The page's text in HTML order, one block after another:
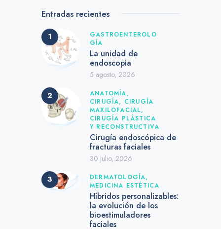
Entradas recientes
GASTROENTEROLO
GÍA
La unidad de
endoscopia
5 agosto, 2026
ANATOMÍA,
CIRUGÍA, CIRUGÍA
MAXILOFACIAL,
CIRUGÍA PLÁSTICA
Y RECONSTRUCTIVA
Cirugía endoscópica de
fracturas faciales
30 julio, 2026
DERMATOLOGÍA,
MEDICINA ESTÉTICA
Híbridos personalizables:
la evolución de los
bioestimuladores
faciales